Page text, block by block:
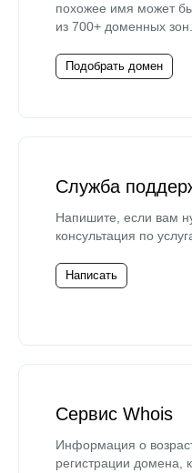
похожее имя может
из 700+ доменных зон.
Подобрать домен
Служба
Напишите, если вам
консультация по
Написать
Сервис Whois
Информация о
регистрации домена,